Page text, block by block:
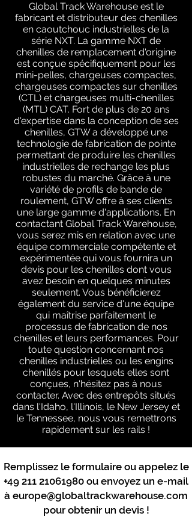
Global Track Warehouse est le
fabricant et distributeur des chenilles
en caoutchouc industrielles de la
série NXT. La gamme NXT de
chenilles de remplacement d'origine
est conçue spécifiquement pour les
mini-pelles, chargeuses compactes,
chargeuses compactes sur chenilles
(CTL) et chargeuses multi-chenilles
(MTL) CAT. Fort de plus de 20 ans
d'expertise dans la conception de ses
chenilles, GTW a développé une
technologie de fabrication de pointe
permettant de produire les chenilles
industrielles de rechange les plus
robustes du marché. Grâce à une
variété de profils de bande de
roulement, GTW offre à ses clients
une large gamme d'applications. En
contactant Global Track Warehouse,
vous serez mis en relation avec une
équipe commerciale compétente et
expérimentée qui vous fournira un
devis pour les chenilles dont vous
avez besoin en quelques minutes
seulement. Vous bénéficierez
également du service d'une équipe
qui maîtrise parfaitement le
processus de fabrication de nos
chenilles et leurs performances. Pour
toute question concernant nos
chenilles industrielles ou les engins
chenillés pour lesquels elles sont
conçues, n'hésitez pas à nous
contacter. Avec des entrepôts situés
dans l'Idaho, l'Illinois, le New Jersey et
le Tennessee, nous vous remettrons
rapidement sur les rails !
Remplissez le formulaire ou appelez le
+49 211 21061980 ou envoyez un e-mail
à europe@globaltrackwarehouse.com
pour obtenir un devis !